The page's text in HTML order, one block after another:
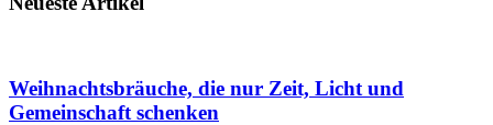
Weihnachtsbräuche, die nur Zeit, Licht und
Gemeinschaft schenken